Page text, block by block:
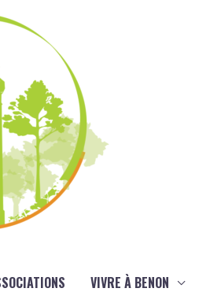
VIVRE À BENON